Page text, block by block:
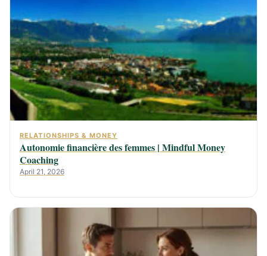
RELATIONSHIPS & MONEY
Autonomie financière des femmes | Mindful Money
Coaching
April 21, 2026